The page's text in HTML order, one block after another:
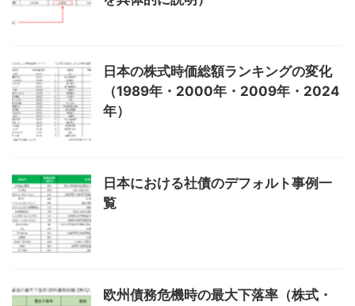
日本の株式時価総額ランキングの変化
（1989年・2000年・2009年・2024
年）
日本における社債のデフォルト事例一
覧
欧州債務危機時の最大下落率（株式・